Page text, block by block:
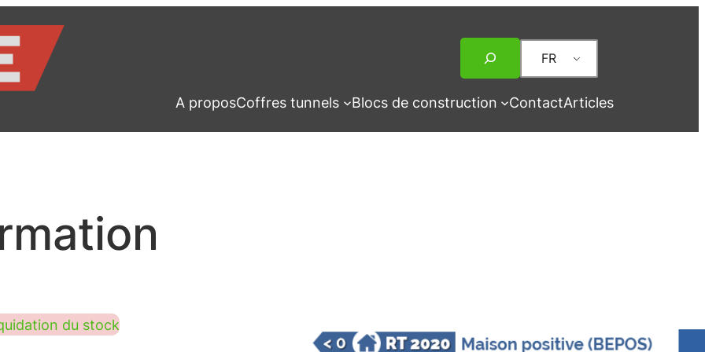
FR
A proposCoffres tunnels Blocs de construction ContactArticles